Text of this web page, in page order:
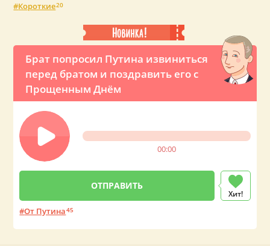
Брат попросил Путина извиниться
перед братом и поздравить его с
Прощенным Днём
00:00
Хит!
От Путина45
Короткие20